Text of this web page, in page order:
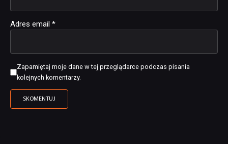
Adres email *
Zapamiętaj moje dane w tej przeglądarce podczas pisania
kolejnych komentarzy.